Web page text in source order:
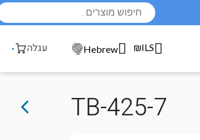
עגלה Hebrew ₪ILS
TB-425-7